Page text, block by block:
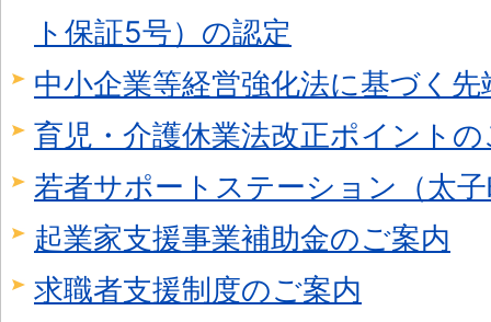
ト保証5号）の認定
中小企業等経営強化法に基づく
育児・介護休業法改正ポイント
若者サポートステーション（太
起業家支援事業補助金のご案内
求職者支援制度のご案内